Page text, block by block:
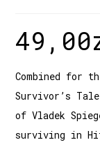
49,00
Combined for
Survivor’s
of Vladek
surviving in